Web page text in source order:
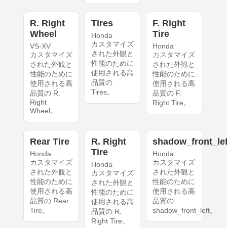
R. Right
Wheel
VS-XV
カスタマイズ
された外観と
性能のために
使用される高
品質の R.
Right
Wheel。
Tires
Honda
カスタマイズ
された外観と
性能のために
使用される高
品質の
Tires。
F. Right
Tire
Honda
カスタマイズ
された外観と
性能のために
使用される高
品質の F.
Right Tire。
Rear Tire
Honda
カスタマイズ
された外観と
性能のために
使用される高
品質の Rear
Tire。
R. Right
Tire
Honda
カスタマイズ
された外観と
性能のために
使用される高
品質の R.
Right Tire。
Honda
カスタマイズ
された外観と
性能のために
使用される高
品質の
shadow_front_left。